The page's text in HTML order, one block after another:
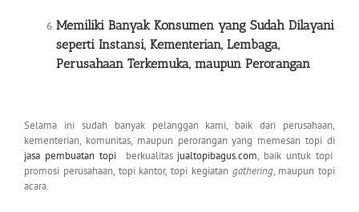
Memiliki Banyak Konsumen yang Sudah Dilayani
seperti Instansi, Kementerian, Lembaga,
Perusahaan Terkemuka, maupun Perorangan
Selama ini sudah banyak pelanggan kami, baik dari perusahaan,
kementerian, komunitas, maupun perorangan yang memesan topi di
jasa pembuatan topi
berkualitas jualtopibagus.com, baik untuk topi
promosi perusahaan, topi kantor, topi kegiatan gathering, maupun topi
acara.